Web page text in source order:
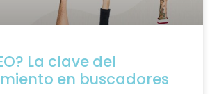
La clave del
en buscadores